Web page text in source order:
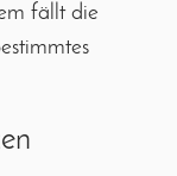
fällt die